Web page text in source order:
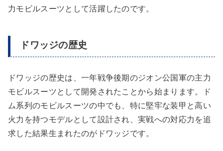
力モビルスーツとして活躍したのです。
ドワッジの歴史
ドワッジの歴史は、一年戦争後期のジオン公国軍の主力
モビルスーツとして開発されたことから始まります。ド
ム系列のモビルスーツの中でも、特に堅牢な装甲と高い
火力を持つモデルとして設計され、実戦への対応力を追
求した結果生まれたのがドワッジです。